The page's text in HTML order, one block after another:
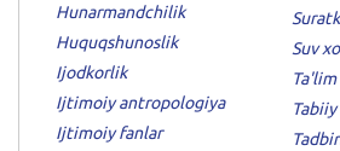
Hunarmandchilik
Huquqshunoslik
Ijodkorlik
Ijtimoiy antropologiya
Ijtimoiy fanlar
Suv
Ta'lim